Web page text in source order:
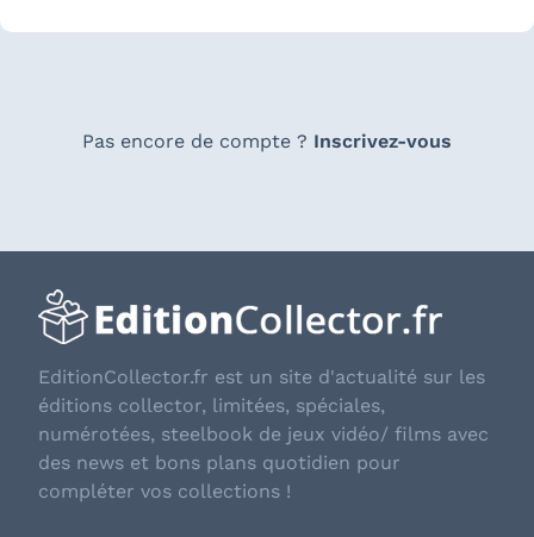
Pas encore de compte ? Inscrivez-vous
EditionCollector.fr est un site d'actualité sur les
éditions collector, limitées, spéciales,
numérotées, steelbook de jeux vidéo/ films avec
des news et bons plans quotidien pour
compléter vos collections !